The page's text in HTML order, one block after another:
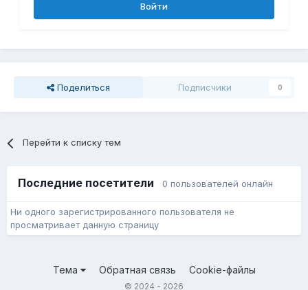
Войти
Поделиться Подписчики 0
Перейти к списку тем
Последние посетители 0 пользователей онлайн
Ни одного зарегистрированного пользователя не
просматривает данную страницу
Тема Обратная связь Cookie-файлы
© 2024 - 2026